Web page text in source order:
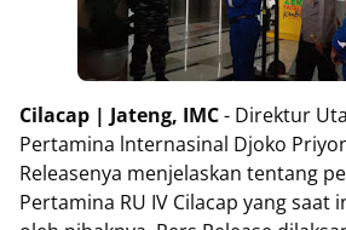
Cilacap | Jateng, IMC- Direktur
Pertamina lnternasinal Djoko
Releasenya menjelaskan tentang
Pertamina RU IV Cilacap yang saat